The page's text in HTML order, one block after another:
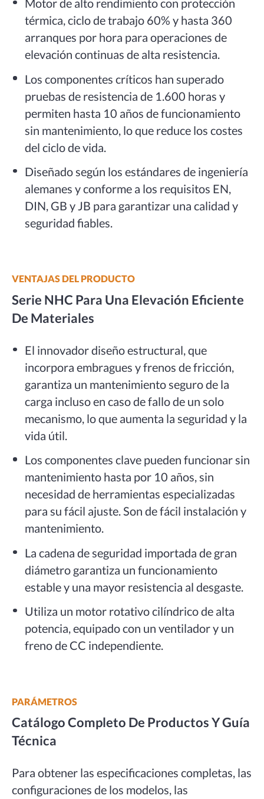
Motor de alto rendimiento con protección
térmica, ciclo de trabajo 60% y hasta 360
arranques por hora para operaciones de
elevación continuas de alta resistencia.
Los componentes críticos han superado
pruebas de resistencia de 1.600 horas y
permiten hasta 10 años de funcionamiento
sin mantenimiento, lo que reduce los costes
del ciclo de vida.
Diseñado según los estándares de ingeniería
alemanes y conforme a los requisitos EN,
DIN, GB y JB para garantizar una calidad y
seguridad fiables.
VENTAJAS DEL PRODUCTO
Serie NHC Para Una Elevación Eficiente
De Materiales
El innovador diseño estructural, que
incorpora embragues y frenos de fricción,
garantiza un mantenimiento seguro de la
carga incluso en caso de fallo de un solo
mecanismo, lo que aumenta la seguridad y la
vida útil.
Los componentes clave pueden funcionar sin
mantenimiento hasta por 10 años, sin
necesidad de herramientas especializadas
para su fácil ajuste. Son de fácil instalación y
mantenimiento.
La cadena de seguridad importada de gran
diámetro garantiza un funcionamiento
estable y una mayor resistencia al desgaste.
Utiliza un motor rotativo cilíndrico de alta
potencia, equipado con un ventilador y un
freno de CC independiente.
PARÁMETROS
Catálogo Completo De Productos Y Guía
Técnica
Para obtener las especificaciones completas, las
configuraciones de los modelos, las